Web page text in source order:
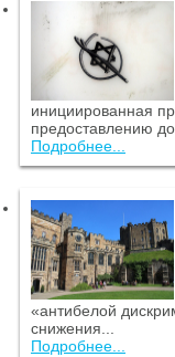
инициированная
предоставлению
Подробнее...
«антибелой
снижения...
Подробнее...